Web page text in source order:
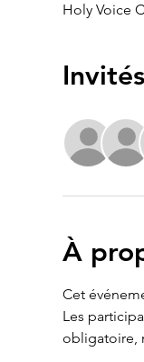
Holy Voice
Invités
À
Cet
Les
obligatoire,